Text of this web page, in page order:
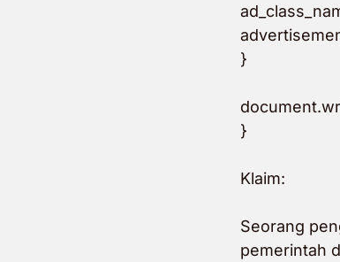
}
}
Klaim:
Seorang
pemerintah